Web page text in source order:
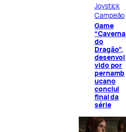
Joystick
Campeão
Game
“Caverna
do
Dragão”,
desenvol
vido por
pernamb
ucano
conclui
final da
série